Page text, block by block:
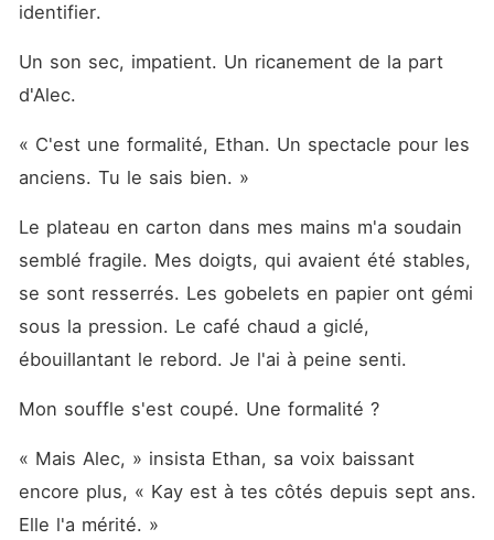
identifier.
Un son sec, impatient. Un ricanement de la part
d'Alec.
« C'est une formalité, Ethan. Un spectacle pour les
anciens. Tu le sais bien. »
Le plateau en carton dans mes mains m'a soudain
semblé fragile. Mes doigts, qui avaient été stables,
se sont resserrés. Les gobelets en papier ont gémi
sous la pression. Le café chaud a giclé,
ébouillantant le rebord. Je l'ai à peine senti.
Mon souffle s'est coupé. Une formalité ?
« Mais Alec, » insista Ethan, sa voix baissant
encore plus, « Kay est à tes côtés depuis sept ans.
Elle l'a mérité. »